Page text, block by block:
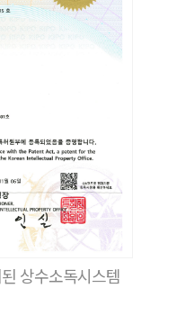
상수소독시스템